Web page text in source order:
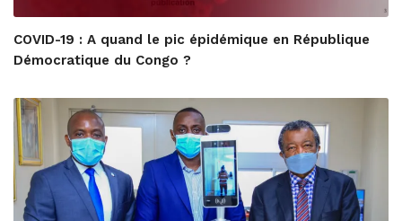
COVID-19 : A quand le pic épidémique en République
Démocratique du Congo ?